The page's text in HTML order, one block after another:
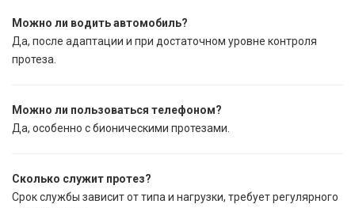
Можно ли водить автомобиль?
Да, после адаптации и при достаточном уровне контроля
протеза.
Можно ли пользоваться телефоном?
Да, особенно с бионическими протезами.
Сколько служит протез?
Срок службы зависит от типа и нагрузки, требует регулярного